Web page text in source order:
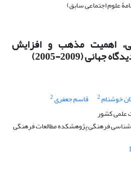
اهمیت مذهب و افزایش
(2009-2005)
خوشنام2 قاسم جعفری2
علمی کشور
فرهنگی پژوهشکده مطالعات فرهنگی